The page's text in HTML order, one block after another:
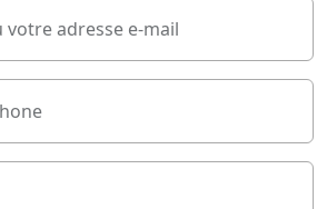
votre adresse e-mail